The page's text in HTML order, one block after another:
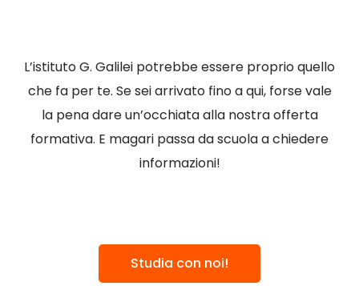
L’istituto G. Galilei potrebbe essere proprio quello
che fa per te. Se sei arrivato fino a qui, forse vale
la pena dare un’occhiata alla nostra offerta
formativa. E magari passa da scuola a chiedere
informazioni!
Studia con noi!